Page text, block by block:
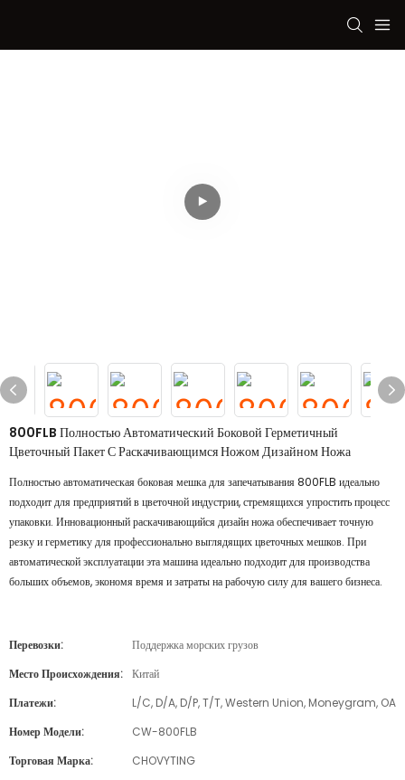
800FLB Полностью Автоматический Боковой Герметичный
Цветочный Пакет С Раскачивающимся Ножом Дизайном Ножа
Полностью автоматическая боковая мешка для запечатывания 800FLB идеально
подходит для предприятий в цветочной индустрии, стремящихся упростить процесс
упаковки. Инновационный раскачивающийся дизайн ножа обеспечивает точную
резку и герметику для профессионально выглядящих цветочных мешков. При
автоматической эксплуатации эта машина идеально подходит для производства
больших объемов, экономя время и затраты на рабочую силу для вашего бизнеса.
Перевозки:
Поддержка морских грузов
Место Происхождения: Китай
Платежи:
L/C, D/A, D/P, T/T, Western Union, Moneygram, OA
Номер Модели:
CW-800FLB
Торговая Марка:
CHOVYTING